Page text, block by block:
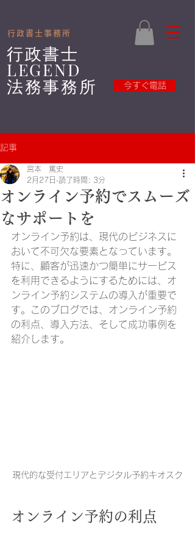
​行政書士事務所
今すぐ電話
​行政書士
LEGEND
法務事務所
記事
オンライン予約でスムーズ
なサポートを
宮本 篤史
2月27日 読了時間: 3分
オンライン予約は、現代のビジネスに
おいて不可欠な要素となっています。
特に、顧客が迅速かつ簡単にサービス
を利用できるようにするためには、オ
ンライン予約システムの導入が重要で
す。このブログでは、オンライン予約
の利点、導入方法、そして成功事例を
紹介します。
現代的な受付エリアとデジタル予約キオスク
オンライン予約の利点